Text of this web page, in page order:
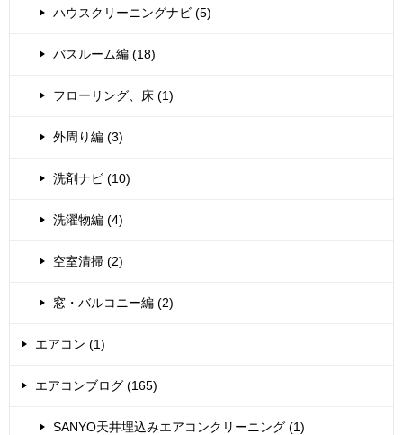
ハウスクリーニングナビ (5)
バスルーム編 (18)
フローリング、床 (1)
外周り編 (3)
洗剤ナビ (10)
洗濯物編 (4)
空室清掃 (2)
窓・バルコニー編 (2)
エアコン (1)
エアコンブログ (165)
SANYO天井埋込みエアコンクリーニング (1)